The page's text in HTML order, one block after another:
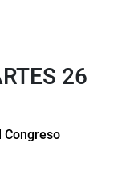
26
Congreso